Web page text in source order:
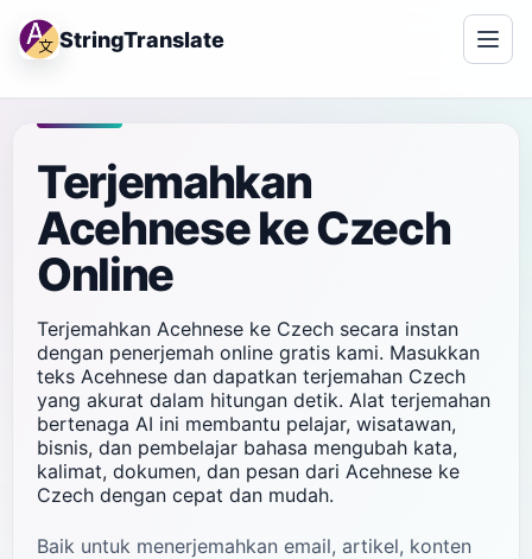
StringTranslate
Terjemahkan
Acehnese ke Czech
Online
Terjemahkan Acehnese ke Czech secara instan
dengan penerjemah online gratis kami. Masukkan
teks Acehnese dan dapatkan terjemahan Czech
yang akurat dalam hitungan detik. Alat terjemahan
bertenaga AI ini membantu pelajar, wisatawan,
bisnis, dan pembelajar bahasa mengubah kata,
kalimat, dokumen, dan pesan dari Acehnese ke
Czech dengan cepat dan mudah.
Baik untuk menerjemahkan email, artikel, konten